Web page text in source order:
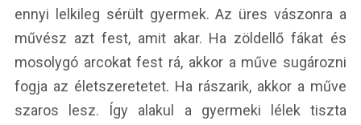
ennyi lelkileg sérült gyermek. Az üres vászonra a
művész azt fest, amit akar. Ha zöldellő fákat és
mosolygó arcokat fest rá, akkor a műve sugározni
fogja az életszeretetet. Ha rászarik, akkor a műve
szaros lesz. Így alakul a gyermeki lélek tiszta